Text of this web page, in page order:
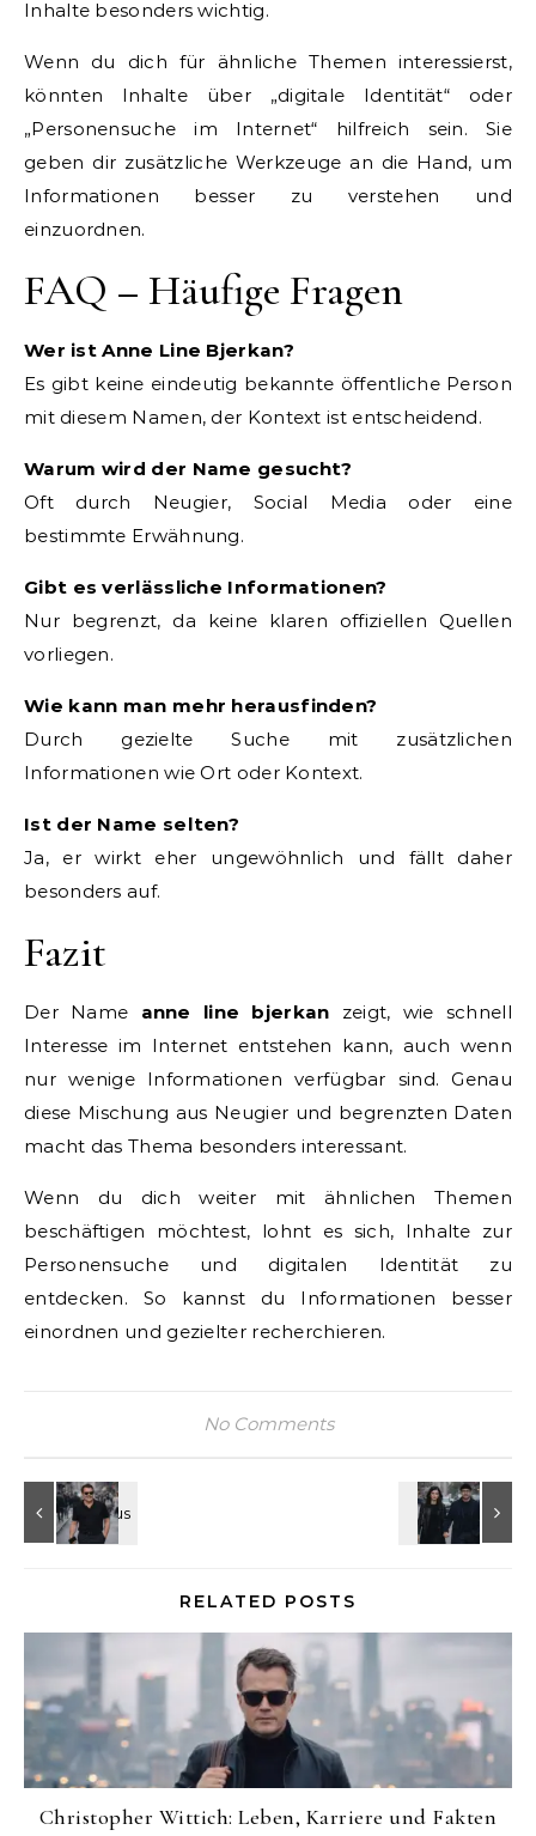
Inhalte besonders wichtig.
Wenn du dich für ähnliche Themen interessierst,
könnten Inhalte über „digitale Identität“ oder
„Personensuche im Internet“ hilfreich sein. Sie
geben dir zusätzliche Werkzeuge an die Hand, um
Informationen besser zu verstehen und
einzuordnen.
FAQ – Häufige Fragen
Wer ist Anne Line Bjerkan?
Es gibt keine eindeutig bekannte öffentliche Person
mit diesem Namen, der Kontext ist entscheidend.
Warum wird der Name gesucht?
Oft durch Neugier, Social Media oder eine
bestimmte Erwähnung.
Gibt es verlässliche Informationen?
Nur begrenzt, da keine klaren offiziellen Quellen
vorliegen.
Wie kann man mehr herausfinden?
Durch gezielte Suche mit zusätzlichen
Informationen wie Ort oder Kontext.
Ist der Name selten?
Ja, er wirkt eher ungewöhnlich und fällt daher
besonders auf.
Fazit
Der Name anne line bjerkan zeigt, wie schnell
Interesse im Internet entstehen kann, auch wenn
nur wenige Informationen verfügbar sind. Genau
diese Mischung aus Neugier und begrenzten Daten
macht das Thema besonders interessant.
Wenn du dich weiter mit ähnlichen Themen
beschäftigen möchtest, lohnt es sich, Inhalte zur
Personensuche und digitalen Identität zu
entdecken. So kannst du Informationen besser
einordnen und gezielter recherchieren.
No Comments
RELATED POSTS
Christopher Wittich: Leben, Karriere und Fakten